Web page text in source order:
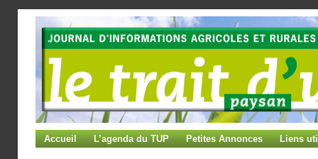
Accueil L’agenda du TUP Petites Annonces Liens